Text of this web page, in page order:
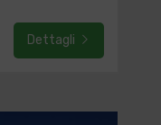
Dettagli